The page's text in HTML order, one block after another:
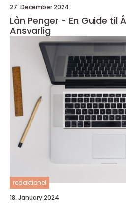
27. December 2024
Lån Penger - En Guide til
Ansvarlig
redaktionel
18. January 2024